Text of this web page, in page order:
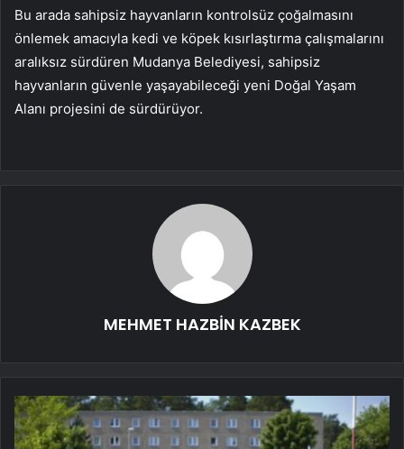
Bu arada sahipsiz hayvanların kontrolsüz çoğalmasını
önlemek amacıyla kedi ve köpek kısırlaştırma çalışmalarını
aralıksız sürdüren Mudanya Belediyesi, sahipsiz
hayvanların güvenle yaşayabileceği yeni Doğal Yaşam
Alanı projesini de sürdürüyor.
MEHMET HAZBİN KAZBEK